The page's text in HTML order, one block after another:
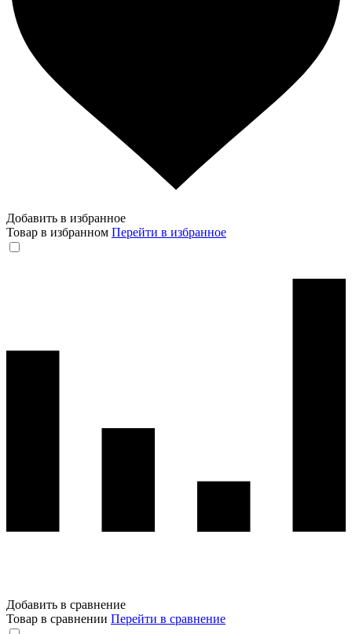
Добавить в избранное
Товар в избранном Перейти в избранное
Добавить в сравнение
Товар в сравнении Перейти в сравнение